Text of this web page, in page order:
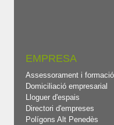
EMPRESA
Assessorament i formació
Domiciliació empresarial
Lloguer d'espais
Directori d'empreses
Polígons Alt Penedès